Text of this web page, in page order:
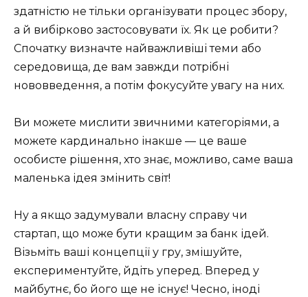
здатністю не тільки організувати процес збору,
а й вибірково застосовувати їх. Як це робити?
Спочатку визначте найважливіші теми або
середовища, де вам завжди потрібні
нововведення, а потім фокусуйте увагу на них.
Ви можете мислити звичними категоріями, а
можете кардинально інакше — це ваше
особисте рішення, хто знає, можливо, саме ваша
маленька ідея змінить світ!
Ну а якщо задумували власну справу чи
стартап, що може бути кращим за банк ідей.
Візьміть ваші концепції у гру, змішуйте,
експериментуйте, йдіть уперед. Вперед у
майбутнє, бо його ще не існує! Чесно, іноді